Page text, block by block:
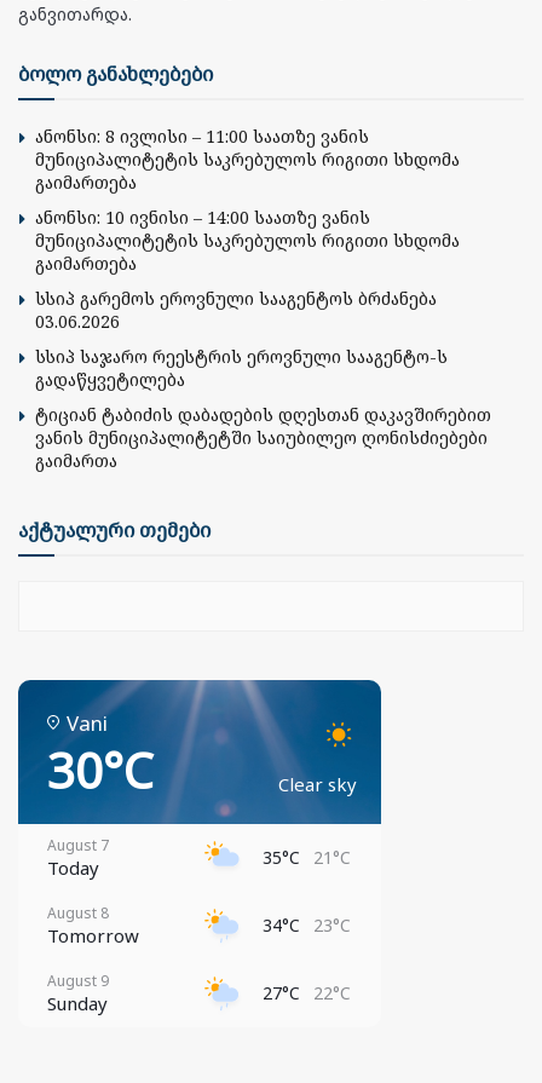
განვითარდა.
ბოლო განახლებები
ანონსი: 8 ივლისი – 11:00 საათზე ვანის
მუნიციპალიტეტის საკრებულოს რიგითი სხდომა
გაიმართება
ანონსი: 10 ივნისი – 14:00 საათზე ვანის
მუნიციპალიტეტის საკრებულოს რიგითი სხდომა
გაიმართება
სსიპ გარემოს ეროვნული სააგენტოს ბრძანება
03.06.2026
სსიპ საჯარო რეესტრის ეროვნული სააგენტო-ს
გადაწყვეტილება
ტიციან ტაბიძის დაბადების დღესთან დაკავშირებით
ვანის მუნიციპალიტეტში საიუბილეო ღონისძიებები
გაიმართა
აქტუალური თემები
Vani
30°C Clear sky
August 7
Today 35°C 21°C
August 8
Tomorrow 34°C 23°C
August 9
Sunday 27°C 22°C